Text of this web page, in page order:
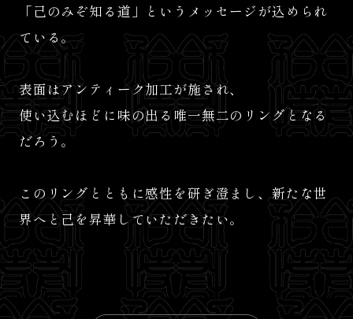
「己のみぞ知る道」というメッセージが込められ
ている。
表面はアンティーク加工が施され、
使い込むほどに味の出る唯一無二のリングとなる
だろう。
このリングとともに感性を研ぎ澄まし、新たな世
界へと己を昇華していただきたい。